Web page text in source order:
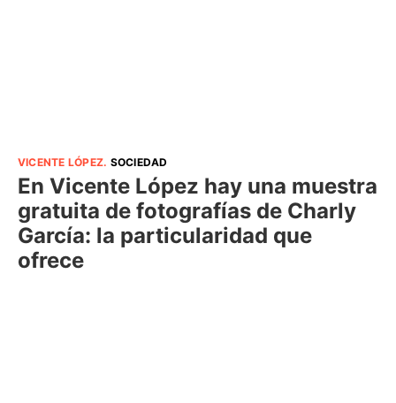
VICENTE LÓPEZ. SOCIEDAD
En Vicente López hay una muestra
gratuita de fotografías de Charly
García: la particularidad que
ofrece